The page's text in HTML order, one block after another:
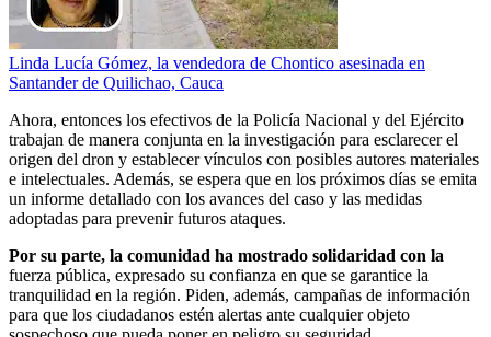
Linda Lucía Gómez, la vendedora de Chontico asesinada en
Santander de Quilichao, Cauca
Ahora, entonces los efectivos de la Policía Nacional y del Ejército
trabajan de manera conjunta en la investigación para esclarecer el
origen del dron y establecer vínculos con posibles autores materiales
e intelectuales. Además, se espera que en los próximos días se emita
un informe detallado con los avances del caso y las medidas
adoptadas para prevenir futuros ataques.
Por su parte, la comunidad ha mostrado solidaridad con la
fuerza pública, expresado su confianza en que se garantice la
tranquilidad en la región. Piden, además, campañas de información
para que los ciudadanos estén alertas ante cualquier objeto